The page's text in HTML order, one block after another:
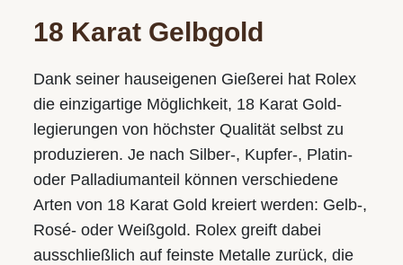
18 Karat Gelbgold
Dank seiner hauseigenen Gießerei hat Rolex
die einzigartige Möglichkeit, 18 Karat Gold­
legierungen von höchster Qualität selbst zu
produzieren. Je nach Silber-, Kupfer-, Platin-
oder Palladium­anteil können verschiedene
Arten von 18 Karat Gold kreiert werden: Gelb-,
Rosé- oder Weißgold. Rolex greift dabei
ausschließlich auf feinste Metalle zurück, die
WIR SIND GERNE FÜR SIE DA!
Wir freuen uns auf Ihren Besuch in einem unserer Geschäfte
und vereinbaren gerne auch einen persönlichen
Beratungstermin.
Juwelier S.M.WILD
Im Palais Kaufmännischer Verein
Landstraße 49, 4020 Linz
Tel.:+43 732 774105-31
juwelier@smwild.at